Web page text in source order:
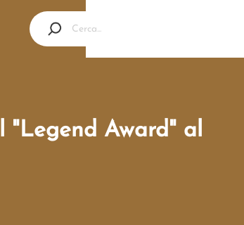
"Legend Award" al